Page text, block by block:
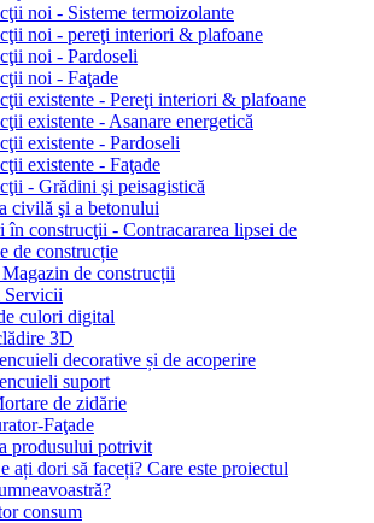
noi - Sisteme termoizolante
noi - pereţi interiori & plafoane
noi - Pardoseli
noi - Faţade
existente - Pereţi interiori & plafoane
existente - Asanare energetică
existente - Pardoseli
existente - Faţade
- Grădini şi peisagistică
civilă şi a betonului
în construcţii - Contracararea lipsei de
de construcție
de construcții
Servicii
culori digital
3D
decorative și de acoperire
suport
de zidărie
Faţade
produsului potrivit
ați dori să faceți? Care este proiectul
consum